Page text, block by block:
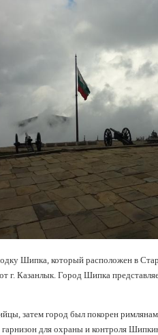
Шипка, который расположен в
г. Казанлык. Город Шипка
затем город был покорен
для охраны и контроля